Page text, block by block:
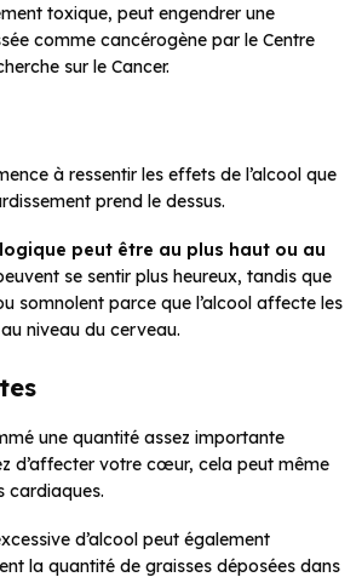
toxique, peut engendrer une
comme cancérogène par le Centre
sur le Cancer.
à ressentir les effets de l’alcool que
prend le dessus.
peut être au plus haut ou au
se sentir plus heureux, tandis que
somnolent parce que l’alcool affecte les
niveau du cerveau.
une quantité assez importante
d’affecter votre cœur, cela peut même
cardiaques.
d’alcool peut également
la quantité de graisses déposées dans